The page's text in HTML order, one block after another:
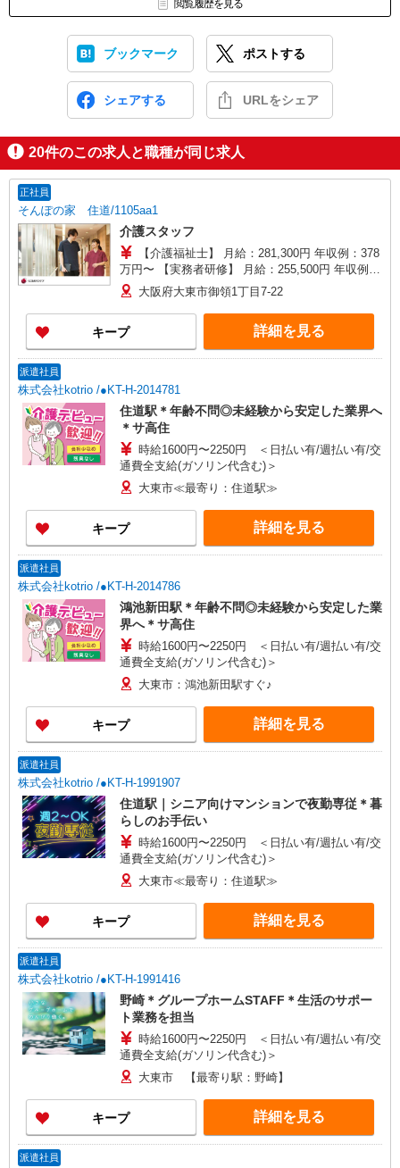
閲覧履歴を見る
ブックマーク ポストする
シェアする URLをシェア
20件のこの求人と職種が同じ求人
正社員
そんぽの家 住道/1105aa1
介護スタッフ
【介護福祉士】 月給：281,300円 年収例：378
万円〜 【実務者研修】 月給：255,500円 年収例：
345万円〜 【初任者研修・無資格】 月給：
249,700円 年収例：338万円〜 ※職務手当、働き
がい向上手当、日祝手当（月平均2回分）、夜勤手
当（月平均5回分）等、毎月平均的に支払われる手
当を含みます。 ※介護福祉士のみ、特別職務手当
分〜） ◎賞与 基本給2.08ヶ月分/年支給
大阪府大東市御領1丁目7-22
キープ 詳細を見る
派遣社員
株式会社kotrio /●KT-H-2014781
住道駅＊年齢不問◎未経験から安定した業界へ
＊サ高住
時給1600円〜2250円 ＜日払い有/週払い有/交
通費全支給(ガソリン代含む)＞
大東市≪最寄り：住道駅≫
キープ 詳細を見る
派遣社員
株式会社kotrio /●KT-H-2014786
鴻池新田駅＊年齢不問◎未経験から安定した業
界へ＊サ高住
時給1600円〜2250円 ＜日払い有/週払い有/交
通費全支給(ガソリン代含む)＞
大東市：鴻池新田駅すぐ♪
キープ 詳細を見る
派遣社員
株式会社kotrio /●KT-H-1991907
住道駅｜シニア向けマンションで夜勤専従＊暮
らしのお手伝い
時給1600円〜2250円 ＜日払い有/週払い有/交
通費全支給(ガソリン代含む)＞
大東市≪最寄り：住道駅≫
キープ 詳細を見る
派遣社員
株式会社kotrio /●KT-H-1991416
野崎＊グループホームSTAFF＊生活のサポー
ト業務を担当
時給1600円〜2250円 ＜日払い有/週払い有/交
通費全支給(ガソリン代含む)＞
大東市 【最寄り駅：野崎】
キープ 詳細を見る
派遣社員